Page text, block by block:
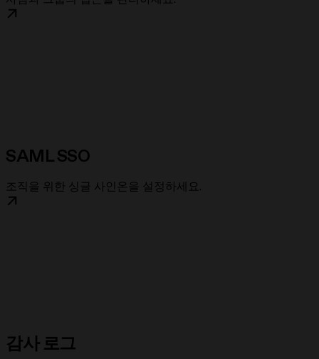
SAML SSO
조직을 위한 싱글 사인온을 설정하세요.
감사 로그